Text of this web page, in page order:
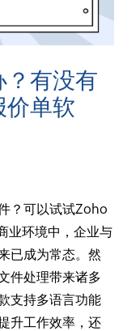
？有没有
价单软
？可以试试Zoho
业环境中，企业与
已成为常态。然
件处理带来诸多
支持多语言功能
升工作效率，还